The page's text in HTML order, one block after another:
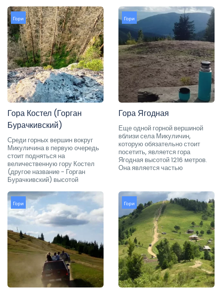
Гори
Гора Костел (Горган
Бурачкивский)
Среди горных вершин вокруг
Микуличина в первую очередь
стоит подняться на
величественную гору Костел
(другое название - Горган
Бурачкивский) высотой
Гори
Гора Ягодная
Еще одной горной вершиной
вблизи села Микуличин,
которую обязательно стоит
посетить, является гора
Ягодная высотой 1216 метров.
Она является частью
Гори Гори